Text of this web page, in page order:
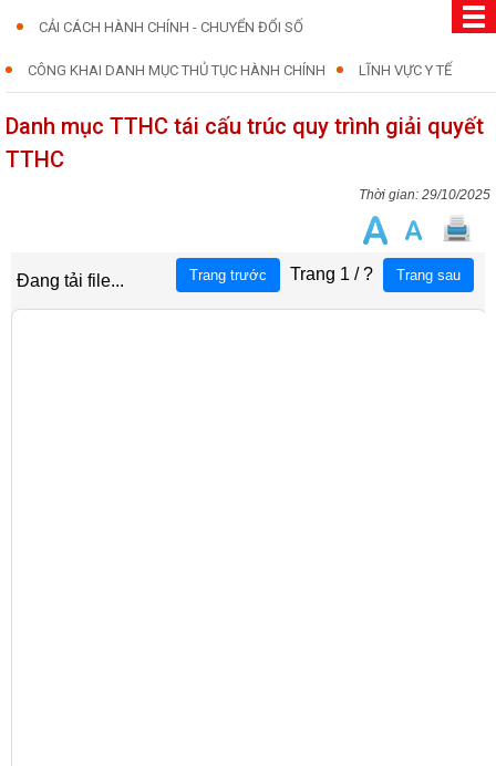
CẢI CÁCH HÀNH CHÍNH - CHUYỂN ĐỔI SỐ
CÔNG KHAI DANH MỤC THỦ TỤC HÀNH CHÍNH LĨNH VỰC Y TẾ
Danh mục TTHC tái cấu trúc quy trình giải quyết
TTHC
29/10/2025